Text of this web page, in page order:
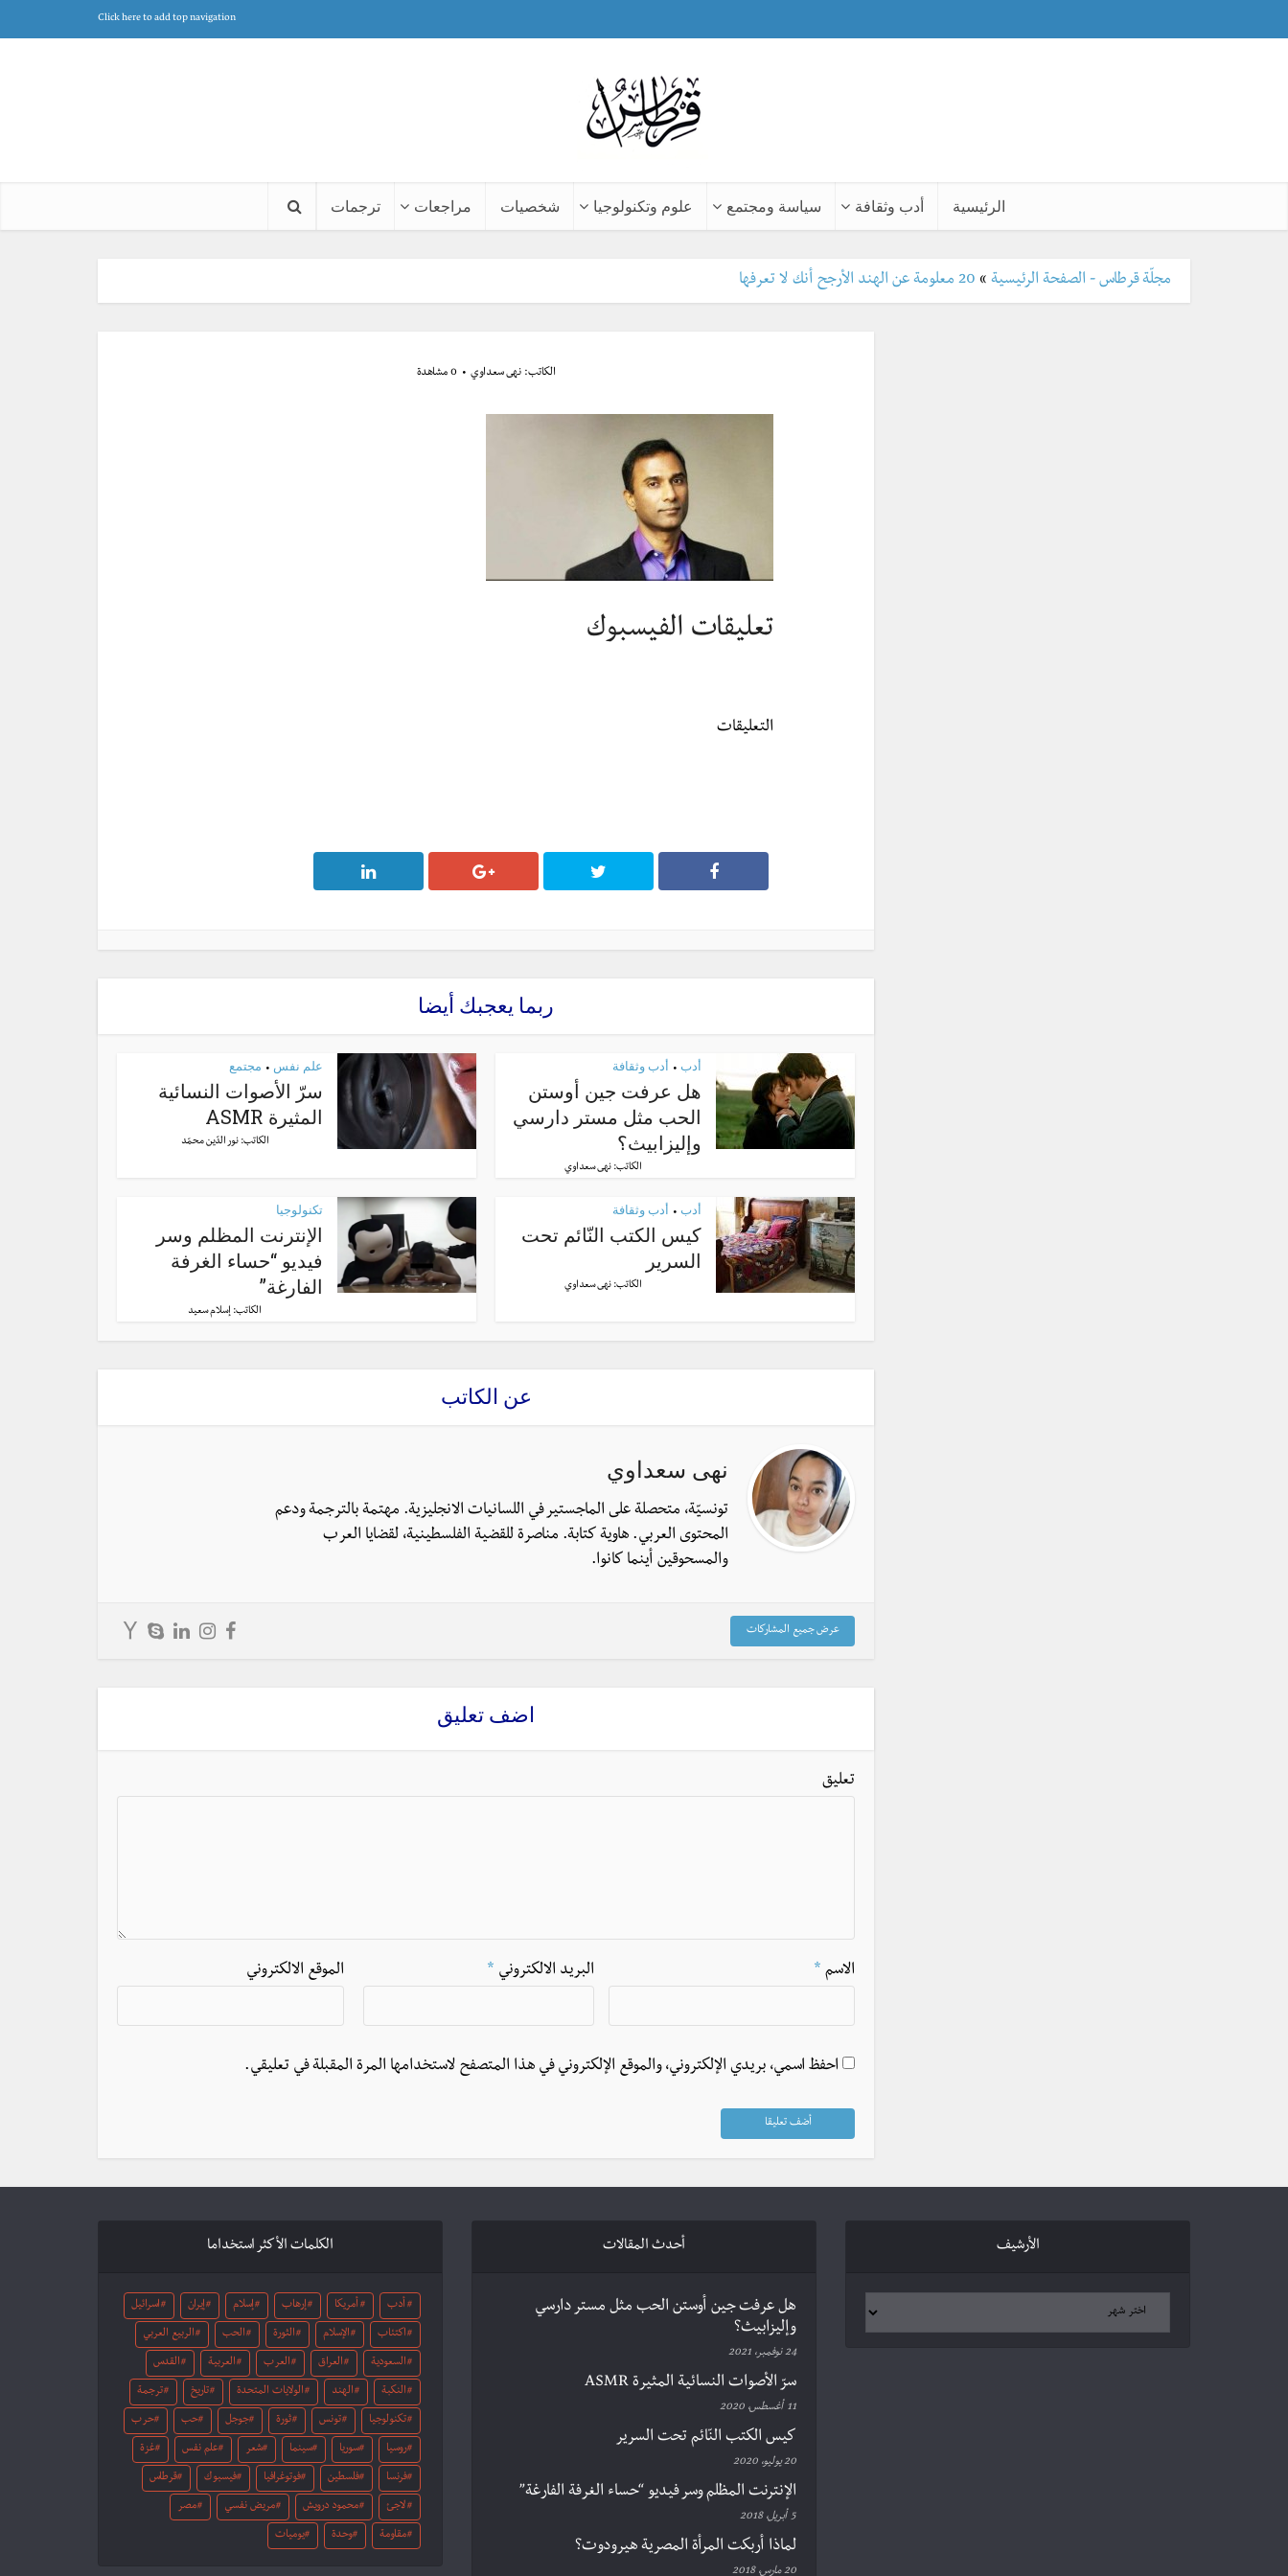
Click here to add top navigation
الرئيسية أدب وثقافة سياسة ومجتمع علوم وتكنولوجيا شخصيات مراجعات ترجمات
مجلّة قرطاس - الصفحة الرئيسية » 20 معلومة عن الهند الأرجح أنك لا تعرفها
الكاتب:نهى سعداوي 0 مشاهدة
تعليقات الفيسبوك
التعليقات
ربما يعجبك أيضا
أدب • أدب وثقافة
هل عرفت جين أوستن
الحب مثل مستر دارسي
وإليزابيث؟
الكاتب: نهى سعداوي
علم نفس • مجتمع
سرّ الأصوات النسائية
المثيرة ASMR
الكاتب:نور الدّين محمّد
أدب • أدب وثقافة
كيس الكتب النّائم تحت
السرير
الكاتب: نهى سعداوي
تكنولوجيا
الإنترنت المظلم وسر
فيديو “حساء الغرفة
الفارغة”
الكاتب: إسلام سعيد
عن الكاتب
نهى سعداوي
تونسيّة، متحصلة على الماجستير في اللسانيات الانجليزية. مهتمة بالترجمة ودعم
المحتوى العربي. هاوية كتابة. مناصرة للقضية الفلسطينية، لقضايا العرب
والمسحوقين أينما كانوا.
عرض جميع المشاركات
اضف تعليق
تعليق
الاسم * البريد الالكتروني * الموقع الالكتروني
احفظ اسمي، بريدي الإلكتروني، والموقع الإلكتروني في هذا المتصفح لاستخدامها المرة المقبلة في تعليقي.
الكلمات الأكثر استخداما
أدب أمريكا إرهاب إسلام إيران اسرائيل
اكتئاب الإسلام الثورة الحب الربيع العربي
السعودية العراق العرب العربية القدس
النكبة الهند الولايات المتحدة تاريخ ترجمة
تكنولوجيا تونس ثورة جوجل حب حرب
روسيا سوريا سينما شعر علم نفس غزة
فرنسا فلسطين فوتوغرافيا فيسبوك قرطاس
لاجئ محمود درويش مريض نفسي مصر
مقاومة وحدة يوميات
أحدث المقالات
هل عرفت جين أوستن الحب مثل مستر دارسي
وإليزابيث؟
24 نوفمبر، 2021
سرّ الأصوات النسائية المثيرة ASMR
11 أغسطس، 2020
كيس الكتب النّائم تحت السرير
20 يوليو، 2020
الإنترنت المظلم وسر فيديو “حساء الغرفة الفارغة”
5 أبريل، 2018
لماذا أربكت المرأة المصرية هيرودوت؟
20 مارس، 2018
الأرشيف